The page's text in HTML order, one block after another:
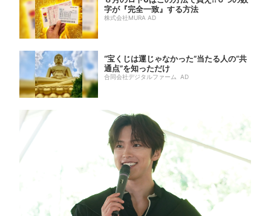
字が『完全一致』する方法
株式会社MURA AD
“宝くじは運じゃなかった”当たる人の“共
通点”を知っただけ
合同会社デジタルファーム AD